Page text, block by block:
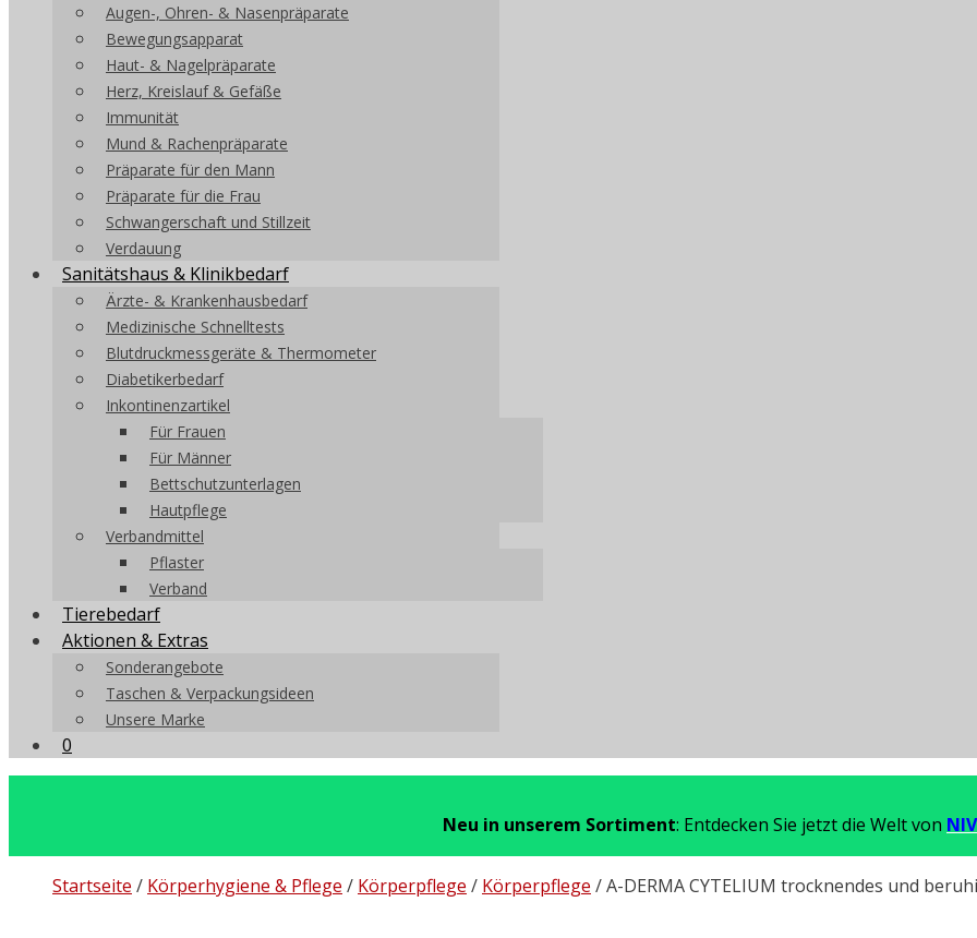
Augen-, Ohren- & Nasenpräparate
Bewegungsapparat
Haut- & Nagelpräparate
Herz, Kreislauf & Gefäße
Immunität
Mund & Rachenpräparate
Präparate für den Mann
Präparate für die Frau
Schwangerschaft und Stillzeit
Verdauung
Sanitätshaus & Klinikbedarf
Ärzte- & Krankenhausbedarf
Medizinische Schnelltests
Blutdruckmessgeräte & Thermometer
Diabetikerbedarf
Inkontinenzartikel
Für Frauen
Für Männer
Bettschutzunterlagen
Hautpflege
Verbandmittel
Pflaster
Verband
Tierebedarf
Aktionen & Extras
Sonderangebote
Taschen & Verpackungsideen
Unsere Marke
0
Neu in unserem Sortiment: Entdecken Sie jetzt die Welt von
Startseite / Körperhygiene & Pflege / Körperpflege / Körperpflege / A-DERMA CYTELIUM trocknendes und